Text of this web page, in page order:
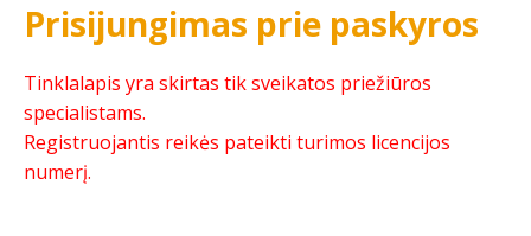
Prisijungimas prie paskyros
Tinklalapis yra skirtas tik sveikatos priežiūros
specialistams.
Registruojantis reikės pateikti turimos licencijos
numerį.